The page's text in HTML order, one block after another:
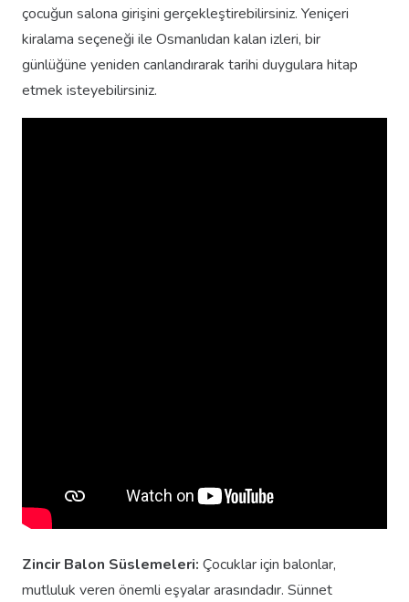
çocuğun salona girişini gerçekleştirebilirsiniz. Yeniçeri
kiralama seçeneği ile Osmanlıdan kalan izleri, bir
günlüğüne yeniden canlandırarak tarihi duygulara hitap
etmek isteyebilirsiniz.
Zincir Balon Süslemeleri: Çocuklar için balonlar,
mutluluk veren önemli eşyalar arasındadır. Sünnet